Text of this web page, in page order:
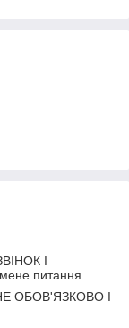
I
мене питання
ОБОВ'ЯЗКОВО I